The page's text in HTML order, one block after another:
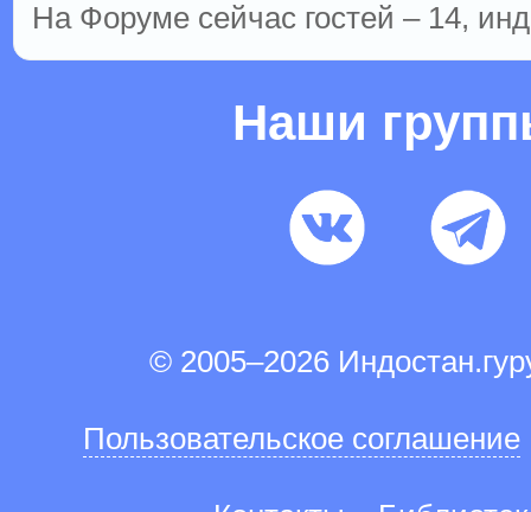
На Форуме сейчас гостей – 14,
Наши
© 2005–2026
Пользовательское соглашение